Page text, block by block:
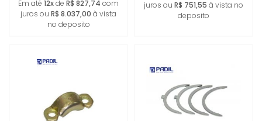
Em até 12xde R$ 827,74 com
juros ou R$ 8.037,00 à vista
no deposito
juros ou R$ 751,55 à vista no
deposito